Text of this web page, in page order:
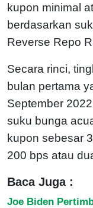
kupon minimal
berdasarkan
Reverse Repo
Secara rinci,
bulan pertama
September
suku bunga
kupon sebesar
200 bps atau
Baca Juga :
Joe Biden